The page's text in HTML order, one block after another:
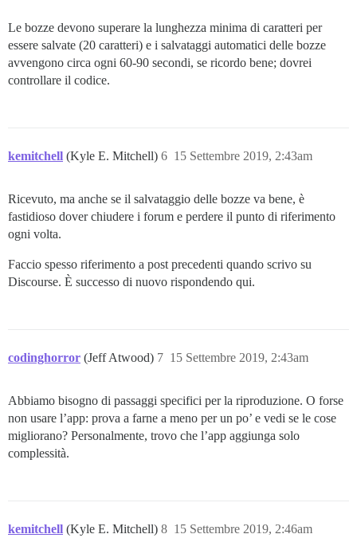
Le bozze devono superare la lunghezza minima di caratteri per
essere salvate (20 caratteri) e i salvataggi automatici delle bozze
avvengono circa ogni 60-90 secondi, se ricordo bene; dovrei
controllare il codice.
kemitchell (Kyle E. Mitchell) 15 Settembre 2019, 2:43am
6
Ricevuto, ma anche se il salvataggio delle bozze va bene, è
fastidioso dover chiudere i forum e perdere il punto di riferimento
ogni volta.
Faccio spesso riferimento a post precedenti quando scrivo su
Discourse. È successo di nuovo rispondendo qui.
codinghorror (Jeff Atwood) 15 Settembre 2019, 2:43am
7
Abbiamo bisogno di passaggi specifici per la riproduzione. O forse
non usare l’app: prova a farne a meno per un po’ e vedi se le cose
migliorano? Personalmente, trovo che l’app aggiunga solo
complessità.
kemitchell (Kyle E. Mitchell) 15 Settembre 2019, 2:46am
8